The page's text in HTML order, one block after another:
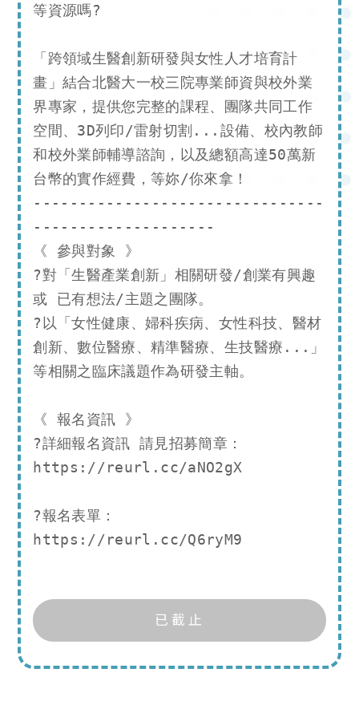
等資源嗎?
「跨領域生醫創新研發與女性人才培育計
畫」結合北醫大一校三院專業師資與校外業
界專家，提供您完整的課程、團隊共同工作
空間、3D列印/雷射切割...設備、校內教師
和校外業師輔導諮詢，以及總額高達50萬新
台幣的實作經費，等妳/你來拿！
--------------------------------
--------------------
《 參與對象 》
?對「生醫產業創新」相關研發/創業有興趣
或 已有想法/主題之團隊。
?以「女性健康、婦科疾病、女性科技、醫材
創新、數位醫療、精準醫療、生技醫療...」
等相關之臨床議題作為研發主軸。
《 報名資訊 》
?詳細報名資訊 請見招募簡章：
https://reurl.cc/aNO2gX
?報名表單：
https://reurl.cc/Q6ryM9
已截止